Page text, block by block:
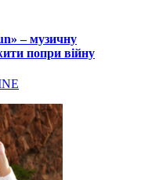
– музичну
попри війну